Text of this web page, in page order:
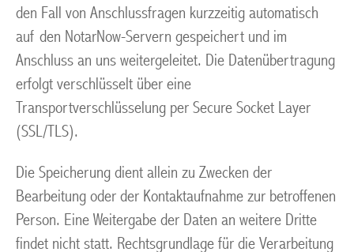
den Fall von Anschlussfragen kurzzeitig automatisch
auf den NotarNow-Servern gespeichert und im
Anschluss an uns weitergeleitet. Die Datenübertragung
erfolgt verschlüsselt über eine
Transportverschlüsselung per Secure Socket Layer
(SSL/TLS).
Die Speicherung dient allein zu Zwecken der
Bearbeitung oder der Kontaktaufnahme zur betroffenen
Person. Eine Weitergabe der Daten an weitere Dritte
findet nicht statt. Rechtsgrundlage für die Verarbeitung